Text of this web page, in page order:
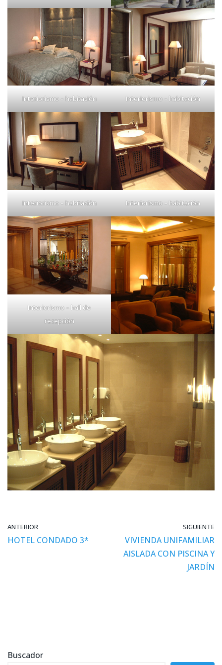
Interiorismo – habitación Interiorismo – habitación
Interiorismo – habitación Interiorismo – habitación
Interiorismo – hall de
recepción
ANTERIOR
HOTEL CONDADO 3*
SIGUIENTE
VIVIENDA UNIFAMILIAR
AISLADA CON PISCINA Y
JARDÍN
Buscador